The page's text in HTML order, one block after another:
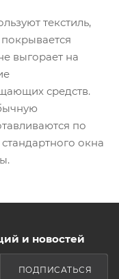
текстиль,
выгорает на
средств.
по
окна
и новостей
ПОДПИСАТЬСЯ